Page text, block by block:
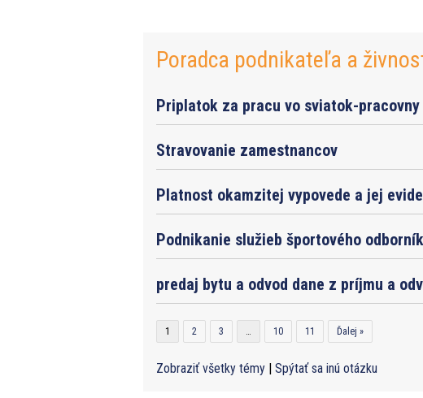
Poradca podnikateľa a
Priplatok za pracu vo sviatok-pracovny
Stravovanie zamestnancov
Platnost okamzitej vypovede a jej
Podnikanie služieb športového
predaj bytu a odvod dane z príjmu a
1 2 3 … 10 11 Ďalej »
Zobraziť všetky témy Spýtať sa inú otázku